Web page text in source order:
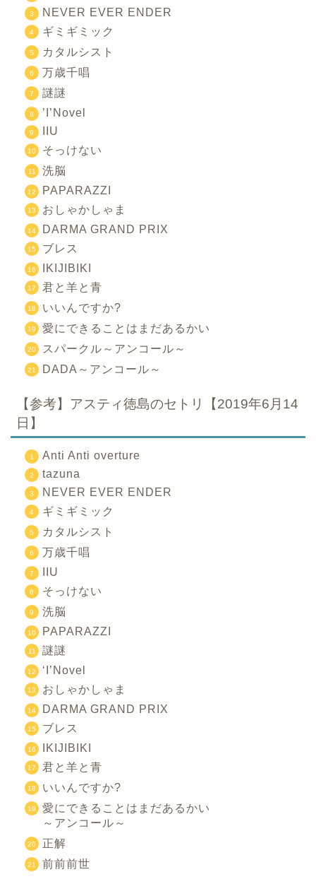
NEVER EVER ENDER
ギミギミック
カタルシスト
万歳千唱
謎謎
’I’Novel
IIU
そっけない
洗脳
PAPARAZZI
おしゃかしゃま
DARMA GRAND PRIX
ブレス
IKIJIBIKI
君と羊と青
いいんですか?
愛にできることはまだあるかい
スパークル～アンコール～
DADA～アンコール～
【参考】アスティ徳島のセトリ【2019年6月14
日】
Anti Anti overture
tazuna
NEVER EVER ENDER
ギミギミック
カタルシスト
万歳千唱
IIU
そっけない
洗脳
PAPARAZZI
謎謎
‘I’Novel
おしゃかしゃま
DARMA GRAND PRIX
ブレス
IKIJIBIKI
君と羊と青
いいんですか?
愛にできることはまだあるかい
～アンコール～
正解
前前前世